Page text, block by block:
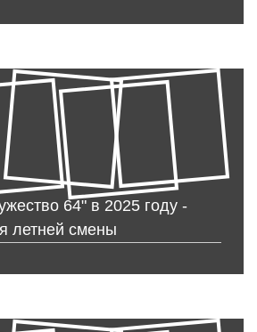
64" в 2025 году -
летней смены